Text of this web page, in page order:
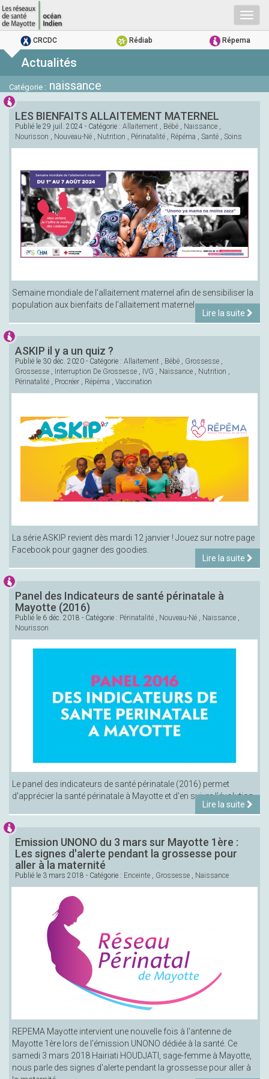
CRCDC Rédiab Répema
Actualités
Catégorie : naissance
LES BIENFAITS ALLAITEMENT MATERNEL
Publié le 29 juil. 2024 - Catégorie : Allaitement , Bébé , Naissance ,
Nourisson , Nouveau-Né , Nutrition , Périnatalité , Répéma , Santé , Soins
Semaine mondiale de l’allaitement maternel afin de sensibiliser la
population aux bienfaits de l’allaitement maternel
Lire la suite
ASKIP il y a un quiz ?
Publié le 30 déc. 2020 - Catégorie : Allaitement , Bébé , Grossesse ,
Grossesse , Interruption De Grossesse , IVG , Naissance , Nutrition ,
Périnatalité , Procréer , Répéma , Vaccination
La série ASKIP revient dès mardi 12 janvier ! Jouez sur notre page
Facebook pour gagner des goodies.
Lire la suite
Panel des Indicateurs de santé périnatale à
Mayotte (2016)
Publié le 6 déc. 2018 - Catégorie : Périnatalité , Nouveau-Né , Naissance ,
Nourisson
Le panel des indicateurs de santé périnatale (2016) permet
d'apprécier la santé périnatale à Mayotte et d'en suivre l'évolution.
Lire la suite
Emission UNONO du 3 mars sur Mayotte 1ère :
Les signes d'alerte pendant la grossesse pour
aller à la maternité
Publié le 3 mars 2018 - Catégorie : Enceinte , Grossesse , Naissance
REPEMA Mayotte intervient une nouvelle fois à l'antenne de
Mayotte 1ère lors de l'émission UNONO dédiée à la santé. Ce
samedi 3 mars 2018 Hairiati HOUDJATI, sage-femme à Mayotte,
nous parle des signes d'alerte pendant la grossesse pour aller à